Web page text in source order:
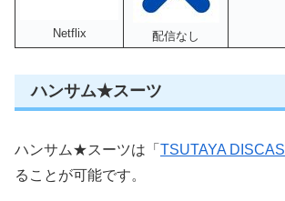
Netflix 配信なし
ハンサム★スーツ
ハンサム★スーツは「 TSUTAYA DISCAS
ることが可能です。